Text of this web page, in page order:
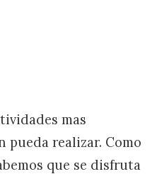
mas
pueda realizar. Como
que se disfruta